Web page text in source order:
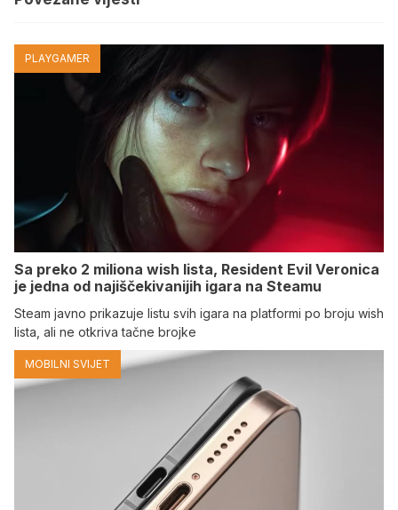
PLAYGAMER
Sa preko 2 miliona wish lista, Resident Evil Veronica
je jedna od najiščekivanijih igara na Steamu
Steam javno prikazuje listu svih igara na platformi po broju wish
lista, ali ne otkriva tačne brojke
MOBILNI SVIJET